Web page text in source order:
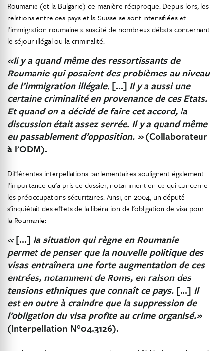
Roumanie (et la Bulgarie) de manière réciproque. Depuis lors, les
relations entre ces pays et la Suisse se sont intensifiées et
l’immigration roumaine a suscité de nombreux débats concernant
le séjour illégal ou la criminalité:
«Il y a quand même des ressortissants de
Roumanie qui posaient des problèmes au niveau
de l’immigration illégale. […] Il y a aussi une
certaine criminalité en provenance de ces Etats.
Et quand on a décidé de faire cet accord, la
discussion était assez serrée. Il y a quand même
eu passablement d’opposition. »(Collaborateur
à l’ODM).
Différentes interpellations parlementaires soulignent également
l’importance qu’a pris ce dossier, notamment en ce qui concerne
les préoccupations sécuritaires. Ainsi, en 2004, un député
s’inquiétait des effets de la libération de l’obligation de visa pour
la Roumanie:
«[…] la situation qui règne en Roumanie
permet de penser que la nouvelle politique des
visas entraînera une forte augmentation de ces
entrées, notamment de Roms, en raison des
tensions ethniques que connaît ce pays. […] Il
est en outre à craindre que la suppression de
l’obligation du visa profite au crime organisé.»
(Interpellation N°04.3126).